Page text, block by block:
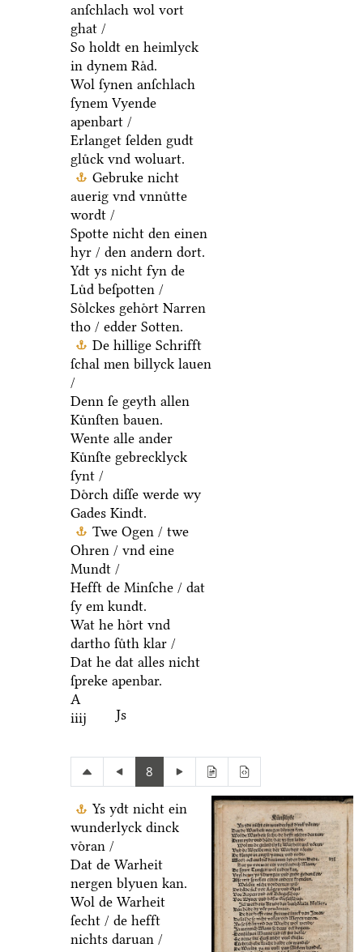
anſchlach wol vort
ghat /
So holdt en heimlyck
in dynem Raͤd.
Wol ſynen anſchlach
ſynem Vyende
apenbart /
Erlanget ſelden gudt
gluͤck vnd woluart.
Gebruke nicht
auerig vnd vnnuͤtte
wordt /
Spotte nicht den einen
hyr / den andern dort.
Ydt ys nicht fyn de
Luͤd beſpotten /
Soͤlckes gehoͤrt Narren
tho / edder Sotten.
De hillige Schrifft
ſchal men billyck lauen
/
Denn ſe geyth allen
Kuͤnſten bauen.
Wente alle ander
Kuͤnſte gebrecklyck
ſynt /
Doͤrch diſſe werde wy
Gades Kindt.
Twe Ogen / twe
Ohren / vnd eine
Mundt /
Hefft de Minſche / dat
ſy em kundt.
Wat he hoͤrt vnd
dartho ſuͤth klar /
Dat he dat alles nicht
ſpreke apenbar.
A
iiij
Js
8
Ys ydt nicht ein
wunderlyck dinck
voͤran /
Dat de Warheit
nergen blyuen kan.
Wol de Warheit
ſecht / de hefft
nichts daruan /